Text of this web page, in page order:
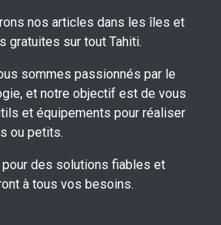
nos articles dans les îles et
gratuites sur tout Tahiti.
sommes passionnés par le
et notre objectif est de vous
et équipements pour réaliser
ou petits.
des solutions fiables et
à tous vos besoins.